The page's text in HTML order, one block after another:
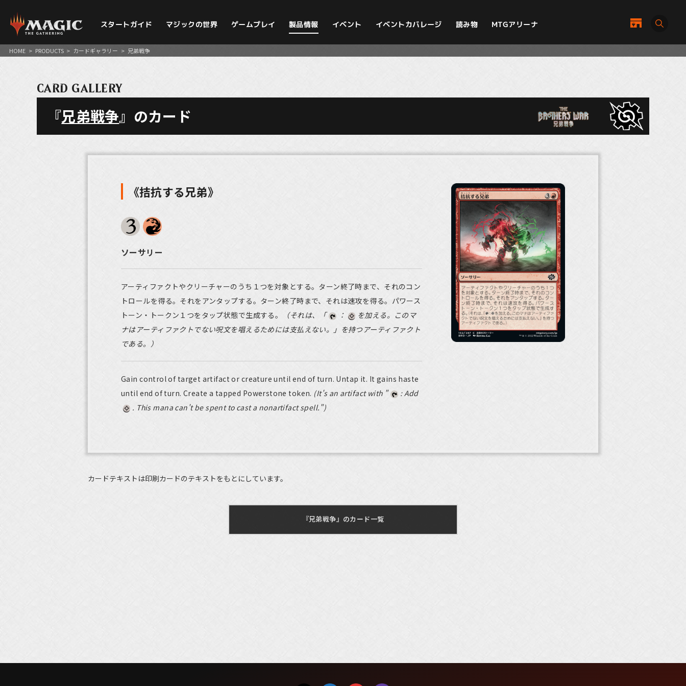
スタートガイド マジックの世界 ゲームプレイ 製品情報 イベント イベントカバレージ 読み物 MTGアリーナ
HOME > PRODUCTS > カードギャラリー > 兄弟戦争
CARD GALLERY
『兄弟戦争』のカード
《拮抗する兄弟》
ソーサリー
アーティファクトやクリーチャーのうち１つを対象とする。ターン終了時まで、それのコン
トロールを得る。それをアンタップする。ターン終了時まで、それは速攻を得る。パワース
トーン・トークン１つをタップ状態で生成する。
（それは、「 ：
を加える。このマ
ナはアーティファクトでない呪文を唱えるためには支払えない。」を持つアーティファクト
である。）
Gain control of target artifact or creature until end of turn. Untap it. It gains haste
until end of turn. Create a tapped Powerstone token. (It's an artifact with "
: Add
. This mana can't be spent to cast a nonartifact spell.")
カードテキストは印刷カードのテキストをもとにしています。
『兄弟戦争』のカード一覧